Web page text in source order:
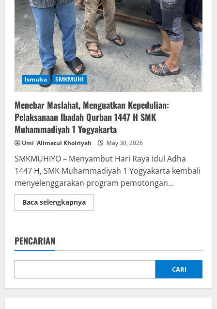
Ismuba SMKMUHI
Menebar Maslahat, Menguatkan Kepedulian:
Pelaksanaan Ibadah Qurban 1447 H SMK
Muhammadiyah 1 Yogyakarta
Umi 'Alimatul Khoiriyah May 30, 2026
SMKMUHIYO – Menyambut Hari Raya Idul Adha
1447 H, SMK Muhammadiyah 1 Yogyakarta kembali
menyelenggarakan program pemotongan...
Baca selengkapnyaRead
more
Pelaksanaan
Qurban
H
Muhammadiyah
PENCARIAN
CARI